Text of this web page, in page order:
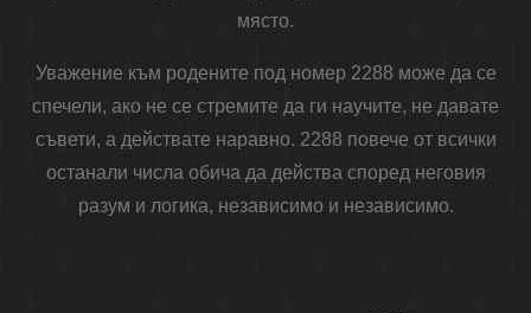
място.
Уважение към родените под номер 2288 може да се
спечели, ако не се стремите да ги научите, не давате
съвети, а действате наравно. 2288 повече от всички
останали числа обича да действа според неговия
разум и логика, независимо и независимо.